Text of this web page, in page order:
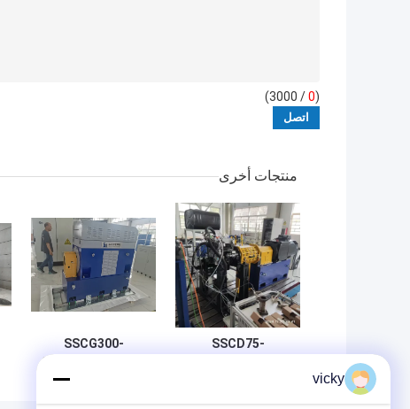
(
0
/ 3000)
منتجات أخرى
SSCD75-
SSCG300-
3000/7500 300kW
دقة عالية فعالة للغاية
vicky